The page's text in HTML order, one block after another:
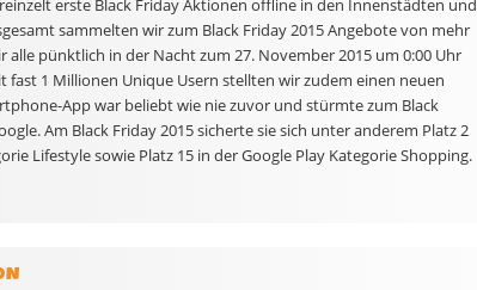
erste Black Friday Aktionen offline in den Innenstädten und
sammelten wir zum Black Friday 2015 Angebote von mehr
alle pünktlich in der Nacht zum 27. November 2015 um 0:00 Uhr
1 Millionen Unique Usern stellten wir zudem einen neuen
App war beliebt wie nie zuvor und stürmte zum Black
Am Black Friday 2015 sicherte sie sich unter anderem Platz 2
Lifestyle sowie Platz 15 in der Google Play Kategorie Shopping.